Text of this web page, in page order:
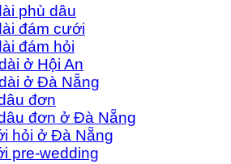
phù dâu
đám cưới
đám hỏi
ở Hội An
ở Đà Nẵng
đơn
đơn ở Đà Nẵng
hỏi ở Đà Nẵng
pre-wedding